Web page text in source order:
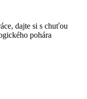
dajte si s chuťou
pohára